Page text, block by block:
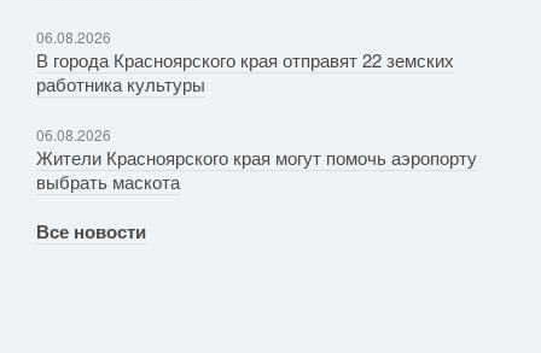
06.08.2026
В города Красноярского края отправят 22 земских
работника культуры
06.08.2026
Жители Красноярского края могут помочь аэропорту
выбрать маскота
Все новости